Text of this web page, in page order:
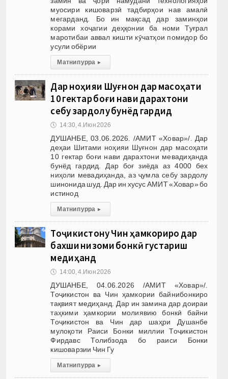
муосири кишоварзӣ тадбирҳои нав амалӣ
мегарданд. Бо ин мақсад дар заминҳои
корами хоҷагии деҳқонии ба номи Туғрал
маротибаи аввал кишти кӯчатҳои помидор бо
усули обёрии
Матни пурра ▸
Дар ноҳияи Шуғнон дар масоҳати
10 гектар боғи нави дарахтони
себу зардолу бунёд гардид
🕔 14:30, 4.Июн 2026
ДУШАНБЕ, 03.06.2026. /АМИТ «Ховар»/. Дар
деҳаи Шитами ноҳияи Шуғнон дар масоҳати
10 гектар боғи нави дарахтони мевадиҳанда
бунёд гардид. Дар боғ зиёда аз 4000 бех
ниҳоли мевадиҳанда, аз ҷумла себу зардолу
шинонида шуд. Дар ин хусус АМИТ «Ховар» бо
истинод
Матни пурра ▸
Тоҷикистону Чин ҳамкориро дар
бахши низоми бонкӣ густариш
медиҳанд
🕔 14:00, 4.Июн 2026
ДУШАНБЕ, 04.06.2026 /АМИТ «Ховар»/.
Тоҷикистон ва Чин ҳамкории байнибонкиро
тақвият медиҳанд. Дар ин замина дар доираи
таҳкими ҳамкории молиявию бонкӣ байни
Тоҷикистон ва Чин дар шаҳри Душанбе
мулоқоти Раиси Бонки миллии Тоҷикистон
Фирдавс Толибзода бо раиси Бонки
кишоварзии Чин Гу
Матни пурра ▸